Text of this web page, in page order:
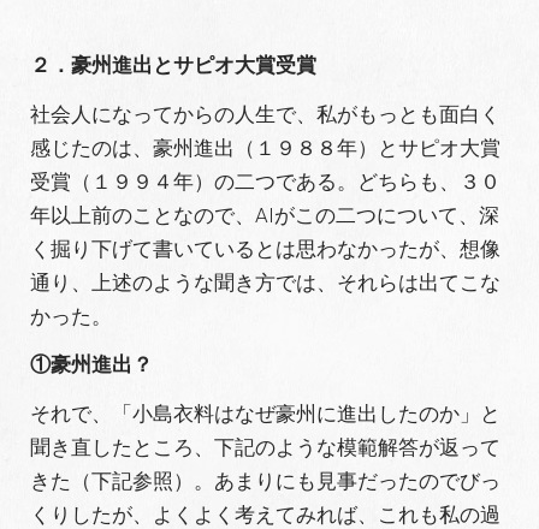
２．豪州進出とサピオ大賞受賞
社会人になってからの人生で、私がもっとも面白く
感じたのは、豪州進出（１９８８年）とサピオ大賞
受賞（１９９４年）の二つである。どちらも、３０
年以上前のことなので、AIがこの二つについて、深
く掘り下げて書いているとは思わなかったが、想像
通り、上述のような聞き方では、それらは出てこな
かった。
①豪州進出？
それで、「小島衣料はなぜ豪州に進出したのか」と
聞き直したところ、下記のような模範解答が返って
きた（下記参照）。あまりにも見事だったのでびっ
くりしたが、よくよく考えてみれば、これも私の過